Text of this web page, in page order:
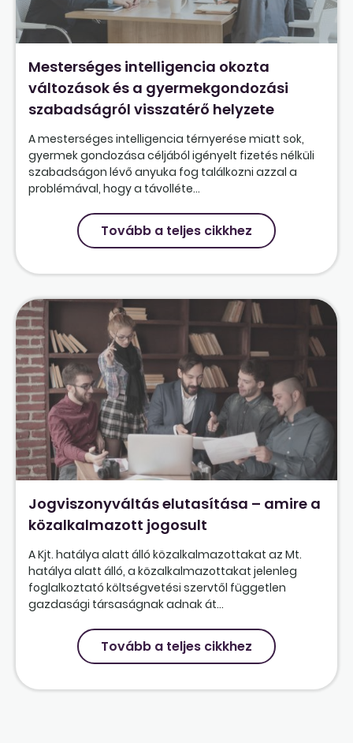
Mesterséges intelligencia okozta
változások és a gyermekgondozási
szabadságról visszatérő helyzete
A mesterséges intelligencia térnyerése miatt sok,
gyermek gondozása céljából igényelt fizetés nélküli
szabadságon lévő anyuka fog találkozni azzal a
problémával, hogy a távolléte...
Tovább a teljes cikkhez
Jogviszonyváltás elutasítása – amire a
közalkalmazott jogosult
A Kjt. hatálya alatt álló közalkalmazottakat az Mt.
hatálya alatt álló, a közalkalmazottakat jelenleg
foglalkoztató költségvetési szervtől független
gazdasági társaságnak adnak át...
Tovább a teljes cikkhez